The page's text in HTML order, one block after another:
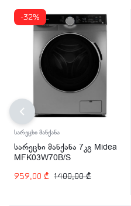
-32%
სარეცხი მანქანა
სარეცხი მანქანა 7კგ Midea
MFK03W70B/S
1400,00₾
959,00 ₾